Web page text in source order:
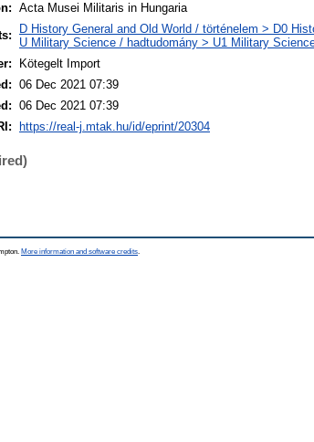
Acta Musei Militaris in Hungaria
D History General and Old World / történelem > D0
U Military Science / hadtudomány > U1 Military
Kötegelt Import
06 Dec 2021 07:39
06 Dec 2021 07:39
https://real-j.mtak.hu/id/eprint/20304
More information and software credits